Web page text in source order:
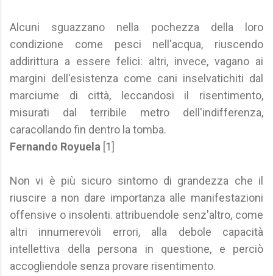
Alcuni sguazzano nella pochezza della loro
condizione come pesci nell'acqua, riuscendo
addirittura a essere felici: altri, invece, vagano ai
margini dell'esistenza come cani inselvatichiti dal
marciume di città, leccandosi il risentimento,
misurati dal terribile metro dell'indifferenza,
caracollando fin dentro la tomba.
Fernando Royuela [1]
Non vi è più sicuro sintomo di grandezza che il
riuscire a non dare importanza alle manifestazioni
offensive o insolenti. attribuendole senz'altro, come
altri innumerevoli errori, alla debole capacità
intellettiva della persona in questione, e perciò
accogliendole senza provare risentimento.